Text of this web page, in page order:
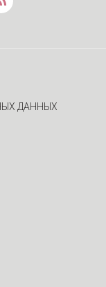
ДАННЫХ